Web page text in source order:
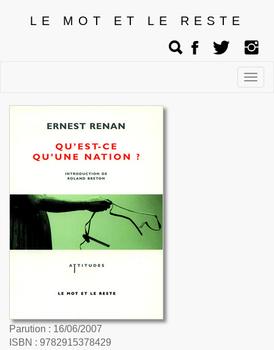
LE MOT ET LE RESTE
Parution : 16/06/2007
ISBN : 9782915378429